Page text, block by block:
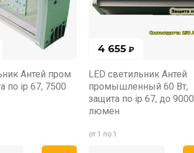
Антей пром
по ip 67, 7500
4 655 ₽
LED светильник Антей
промышленный 60 Вт,
защита по ip 67, до 9000
люмен
от 1 по 1